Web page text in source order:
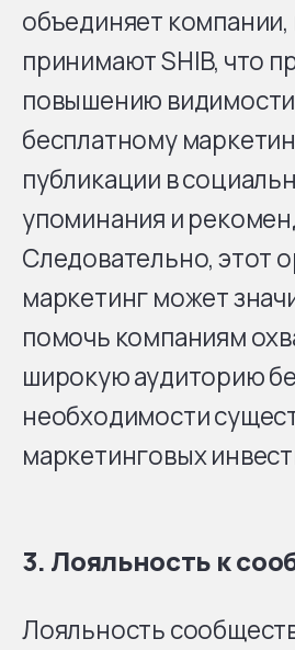
объединяет
принимают SHIB, что
повышению
бесплатному
публикации в
упоминания и
Следовательно, этот
маркетинг может
помочь компаниям
широкую аудиторию
необходимости
маркетинговых
3. Лояльность к
Лояльность